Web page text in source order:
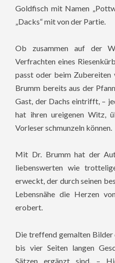
Goldfisch mit Namen
„Dacks“ mit von der Partie.
Ob zusammen auf der
Verfrachten eines
passt oder beim
Brumm bereits aus der
Gast, der Dachs eintrifft, –
hat ihren ureigenen Witz,
Vorleser schmunzeln können.
Mit Dr. Brumm hat der
liebenswerten wie
erweckt, der durch seinen
Lebensnähe die Herzen
erobert.
Die treffend gemalten
bis vier Seiten langen
Sätzen ergänzt sind. –